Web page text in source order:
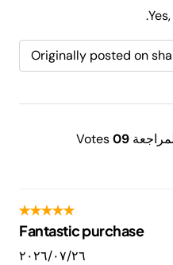
Originally posted on
9
Votes 0
Fantastic purchase
٢٦‏/٠٧‏/٢٠٢٦